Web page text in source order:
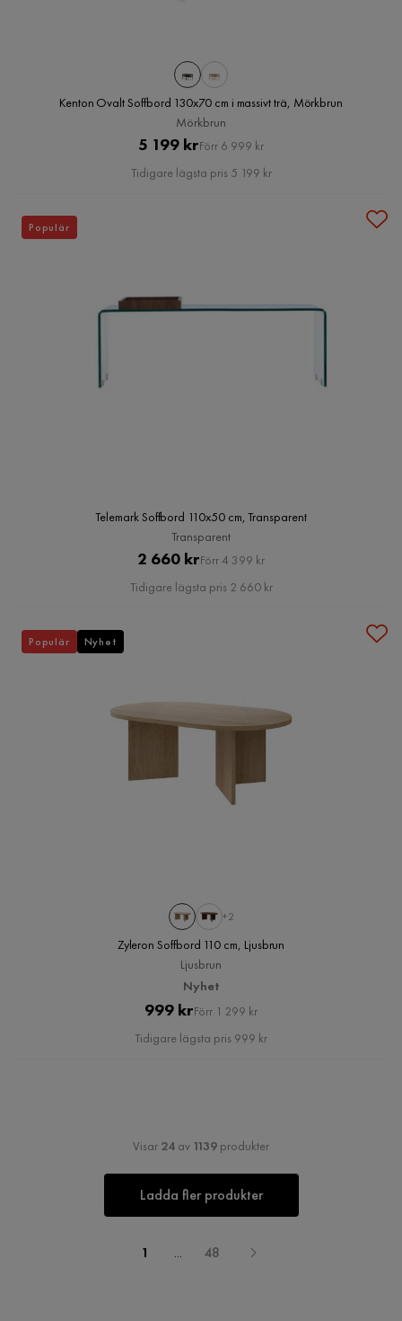
Kenton Ovalt Soffbord 130x70 cm i massivt trä, Mörkbrun
Mörkbrun
Pris
5 199 krOriginal
Pris
Förr 6 999 kr
Tidigare lägsta pris 5 199 kr
Telemark Soffbord 110x50 cm, Transparent
Transparent
Pris
2 660 krOriginal
Pris
Förr 4 399 kr
Tidigare lägsta pris 2 660 kr
Populär
+2
Zyleron Soffbord 110 cm, Ljusbrun
Ljusbrun
Nyhet
Pris
999 kr Original
Pris
Förr 1 299 kr
Tidigare lägsta pris 999 kr
Populär Nyhet
Visar 24 av 1139 produkter
Ladda fler produkter
1 ... 48